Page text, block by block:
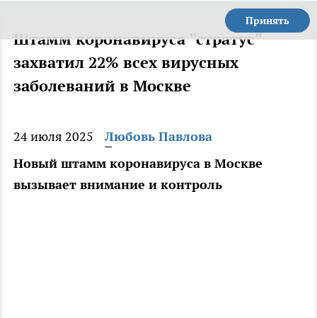
Принять
Штамм коронавируса "стратус"
захватил 22% всех вирусных
заболеваний в Москве
24 июля 2025
Любовь Павлова
Новый штамм коронавируса в Москве
вызывает внимание и контроль